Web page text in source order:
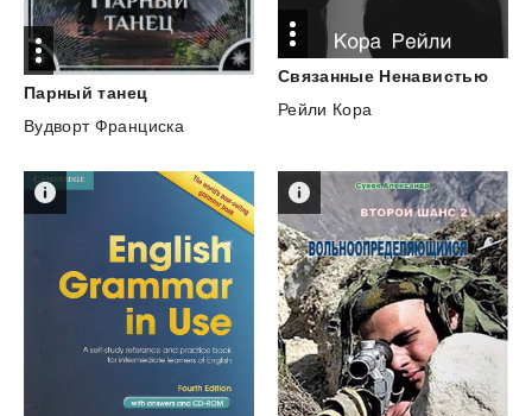
Парный танец
Вудворт Франциска
Связанные Ненавистью
Рейли Кора